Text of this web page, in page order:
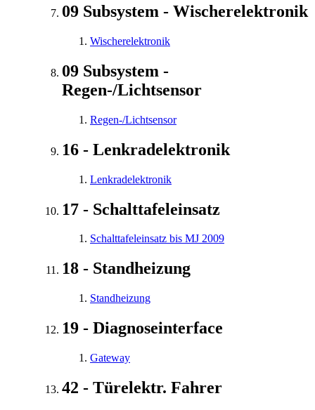
09 Subsystem - Wischerelektronik
Wischerelektronik
09 Subsystem -
Regen-/Lichtsensor
Regen-/Lichtsensor
16 - Lenkradelektronik
Lenkradelektronik
17 - Schalttafeleinsatz
Schalttafeleinsatz bis MJ 2009
18 - Standheizung
Standheizung
19 - Diagnoseinterface
Gateway
42 - Türelektr. Fahrer